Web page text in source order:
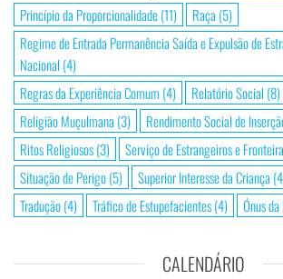
Princípio da Proporcionalidade(11) Raça (5)
Regime de Entrada Permanência Saída e Expulsão de
Nacional (4)
Regras da Experiência Comum (4) Relatório Social (8)
Religião Muçulmana (3) Rendimento Social de
Ritos Religiosos(3) Serviço de Estrangeiros e
Situação de Perigo(5) Superior Interesse da Criança
Tradução(4) Tráfico de Estupefacientes(4) Ónus
CALENDÁRIO